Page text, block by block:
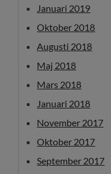
Januari 2019
Oktober 2018
Augusti 2018
Maj 2018
Mars 2018
Januari 2018
November 2017
Oktober 2017
September 2017